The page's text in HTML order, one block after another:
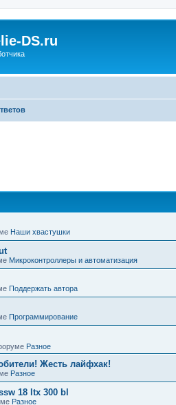
DS.ru
Наши хвастушки
Микроконтроллеры и автоматизация
Поддержать автора
Программирование
Разное
Жесть лайфхак!
Разное
18 ltx 300 bl
Разное